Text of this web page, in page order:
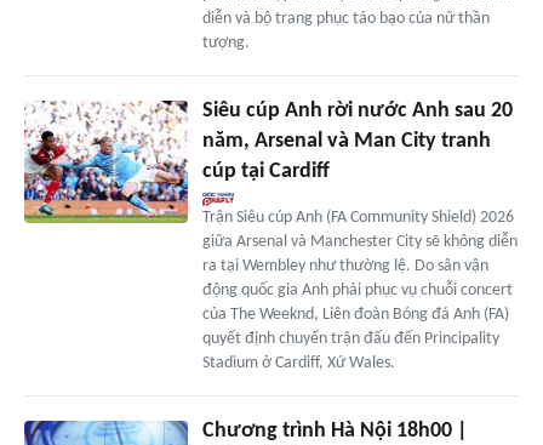
diễn và bộ trang phục táo bạo của nữ thần
tượng.
Siêu cúp Anh rời nước Anh sau 20
năm, Arsenal và Man City tranh
cúp tại Cardiff
Trận Siêu cúp Anh (FA Community Shield) 2026
giữa Arsenal và Manchester City sẽ không diễn
ra tại Wembley như thường lệ. Do sân vận
động quốc gia Anh phải phục vụ chuỗi concert
của The Weeknd, Liên đoàn Bóng đá Anh (FA)
quyết định chuyển trận đấu đến Principality
Stadium ở Cardiff, Xứ Wales.
Chương trình Hà Nội 18h00 |